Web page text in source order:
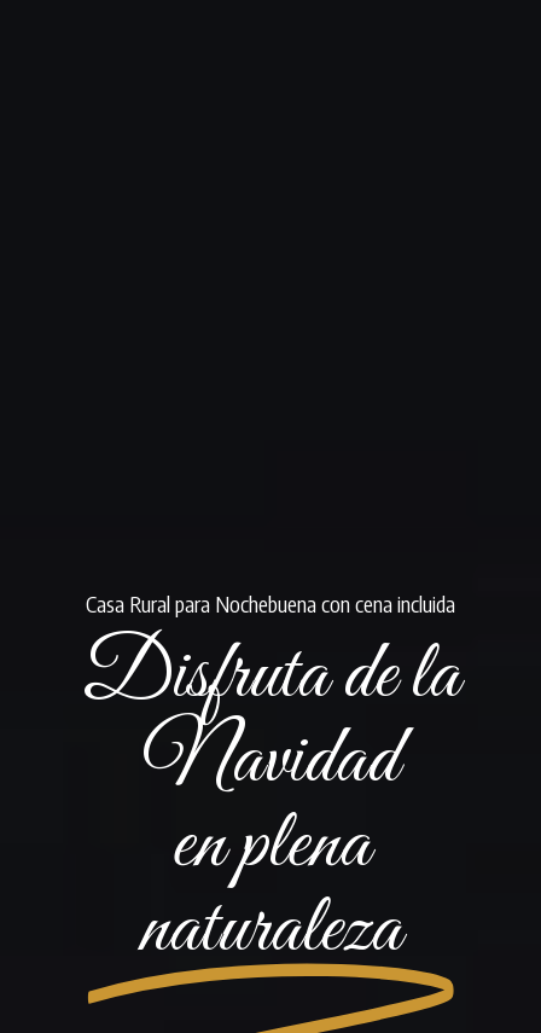
Casa Rural para Nochebuena con cena incluida
Disfruta de la
Navidad
en plena
naturaleza